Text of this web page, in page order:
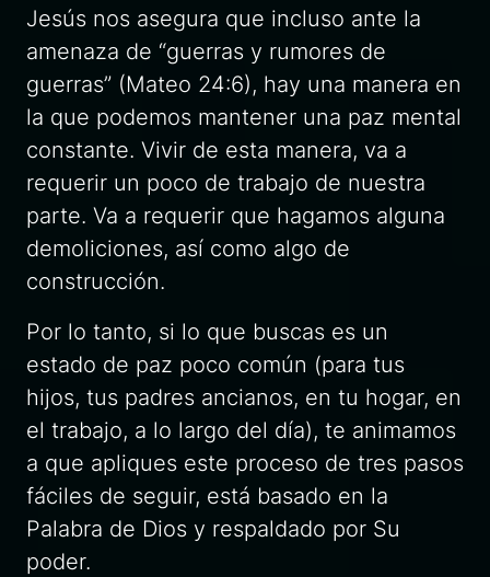
Jesús nos asegura que incluso ante la
amenaza de “guerras y rumores de
guerras” (Mateo 24:6), hay una manera en
la que podemos mantener una paz mental
constante. Vivir de esta manera, va a
requerir un poco de trabajo de nuestra
parte. Va a requerir que hagamos alguna
demoliciones, así como algo de
construcción.
Por lo tanto, si lo que buscas es un
estado de paz poco común (para tus
hijos, tus padres ancianos, en tu hogar, en
el trabajo, a lo largo del día), te animamos
a que apliques este proceso de tres pasos
fáciles de seguir, está basado en la
Palabra de Dios y respaldado por Su
poder.